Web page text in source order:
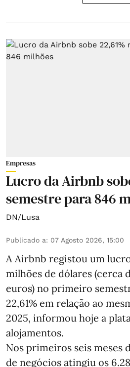
Empresas
Lucro da Airbnb
semestre para 846
DN/Lusa
Publicado a: 07 Agosto 2026, 15:00
A Airbnb registou um
milhões de dólares (cerca
euros) no primeiro
22,61% em relação ao
2025, informou hoje a
alojamentos.
Nos primeiros seis meses
de negócios atingiu os